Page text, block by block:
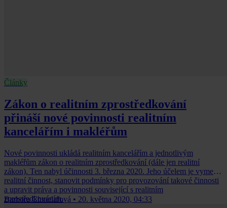
Články
Zákon o realitním zprostředkování
přináší nové povinnosti realitním
kancelářím i makléřům
Nové povinnosti ukládá realitním kancelářím a jednotlivým
makléřům zákon o realitním zprostředkování (dále jen realitní
zákon). Ten nabyl účinnosti 3. března 2020. Jeho účelem je vymezit
realitní činnost, stanovit podmínky pro provozování takové činnosti
a upravit práva a povinnosti související s realitním
zprostředkováním.
Barbora Chmelařová • 20. května 2020, 04:33